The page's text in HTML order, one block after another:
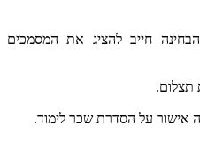
חייב להציג את המסמכים
תצלום.
אישור על הסדרת שכר לימוד.